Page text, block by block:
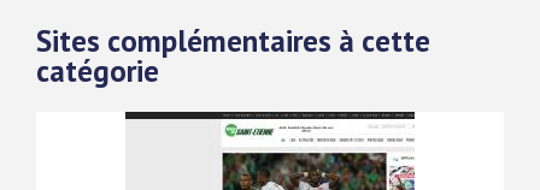
Sites complémentaires à cette
catégorie